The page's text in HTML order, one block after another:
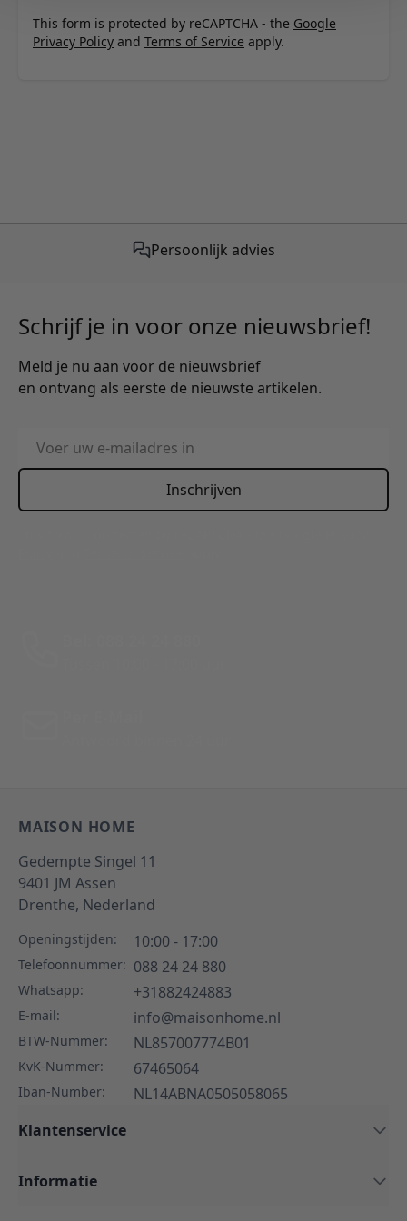
This form is protected by reCAPTCHA - the Google
Privacy Policy and Terms of Service apply.
Persoonlijk advies
Schrijf je in voor onze nieuwsbrief!
Meld je nu aan voor de nieuwsbrief
en ontvang als eerste de nieuwste artikelen.
E-mailadres
Inschrijven
MAISON HOME
Gedempte Singel 11
9401 JM Assen
Drenthe, Nederland
Openingstijden: 10:00 - 17:00
Telefoonnummer: 088 24 24 880
Whatsapp: +31882424883
E-mail: info@maisonhome.nl
BTW-Nummer: NL857007774B01
KvK-Nummer: 67465064
Iban-Number:
NL14ABNA0505058065
Klantenservice
Informatie